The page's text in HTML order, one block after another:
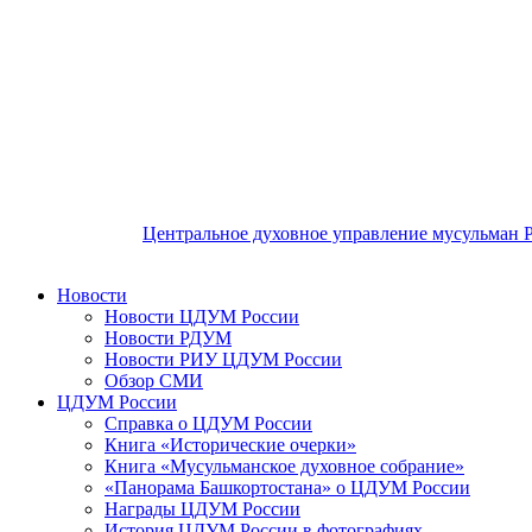
Центральное духовное управление мусульман
Новости
Новости ЦДУМ России
Новости РДУМ
Новости РИУ ЦДУМ России
Обзор СМИ
ЦДУМ России
Справка о ЦДУМ России
Книга «Исторические очерки»
Книга «Мусульманское духовное собрание»
«Панорама Башкортостана» о ЦДУМ России
Награды ЦДУМ России